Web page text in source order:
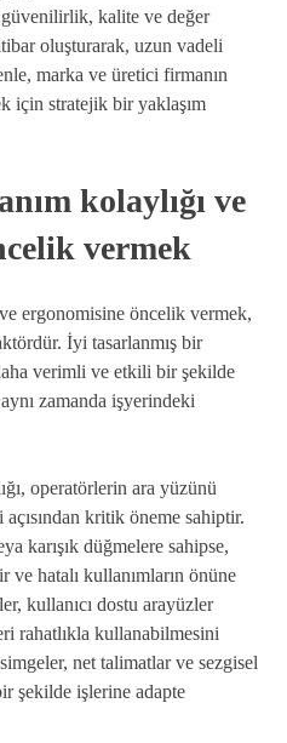
kalite ve değer
oluşturarak, uzun vadeli
marka ve üretici firmanın
için stratejik bir yaklaşım
kolaylığı ve
vermek
ergonomisine öncelik vermek,
İyi tasarlanmış bir
verimli ve etkili bir şekilde
zamanda işyerindeki
operatörlerin ara yüzünü
kritik öneme sahiptir.
karışık düğmelere sahipse,
hatalı kullanımların önüne
kullanıcı dostu arayüzler
rahatlıkla kullanabilmesini
net talimatlar ve sezgisel
şekilde işlerine adapte